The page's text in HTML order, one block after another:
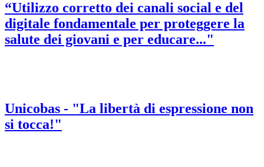
“Utilizzo corretto dei canali social e del
digitale fondamentale per proteggere la
salute dei giovani e per educare..."
Unicobas - "La libertà di espressione non
si tocca!"